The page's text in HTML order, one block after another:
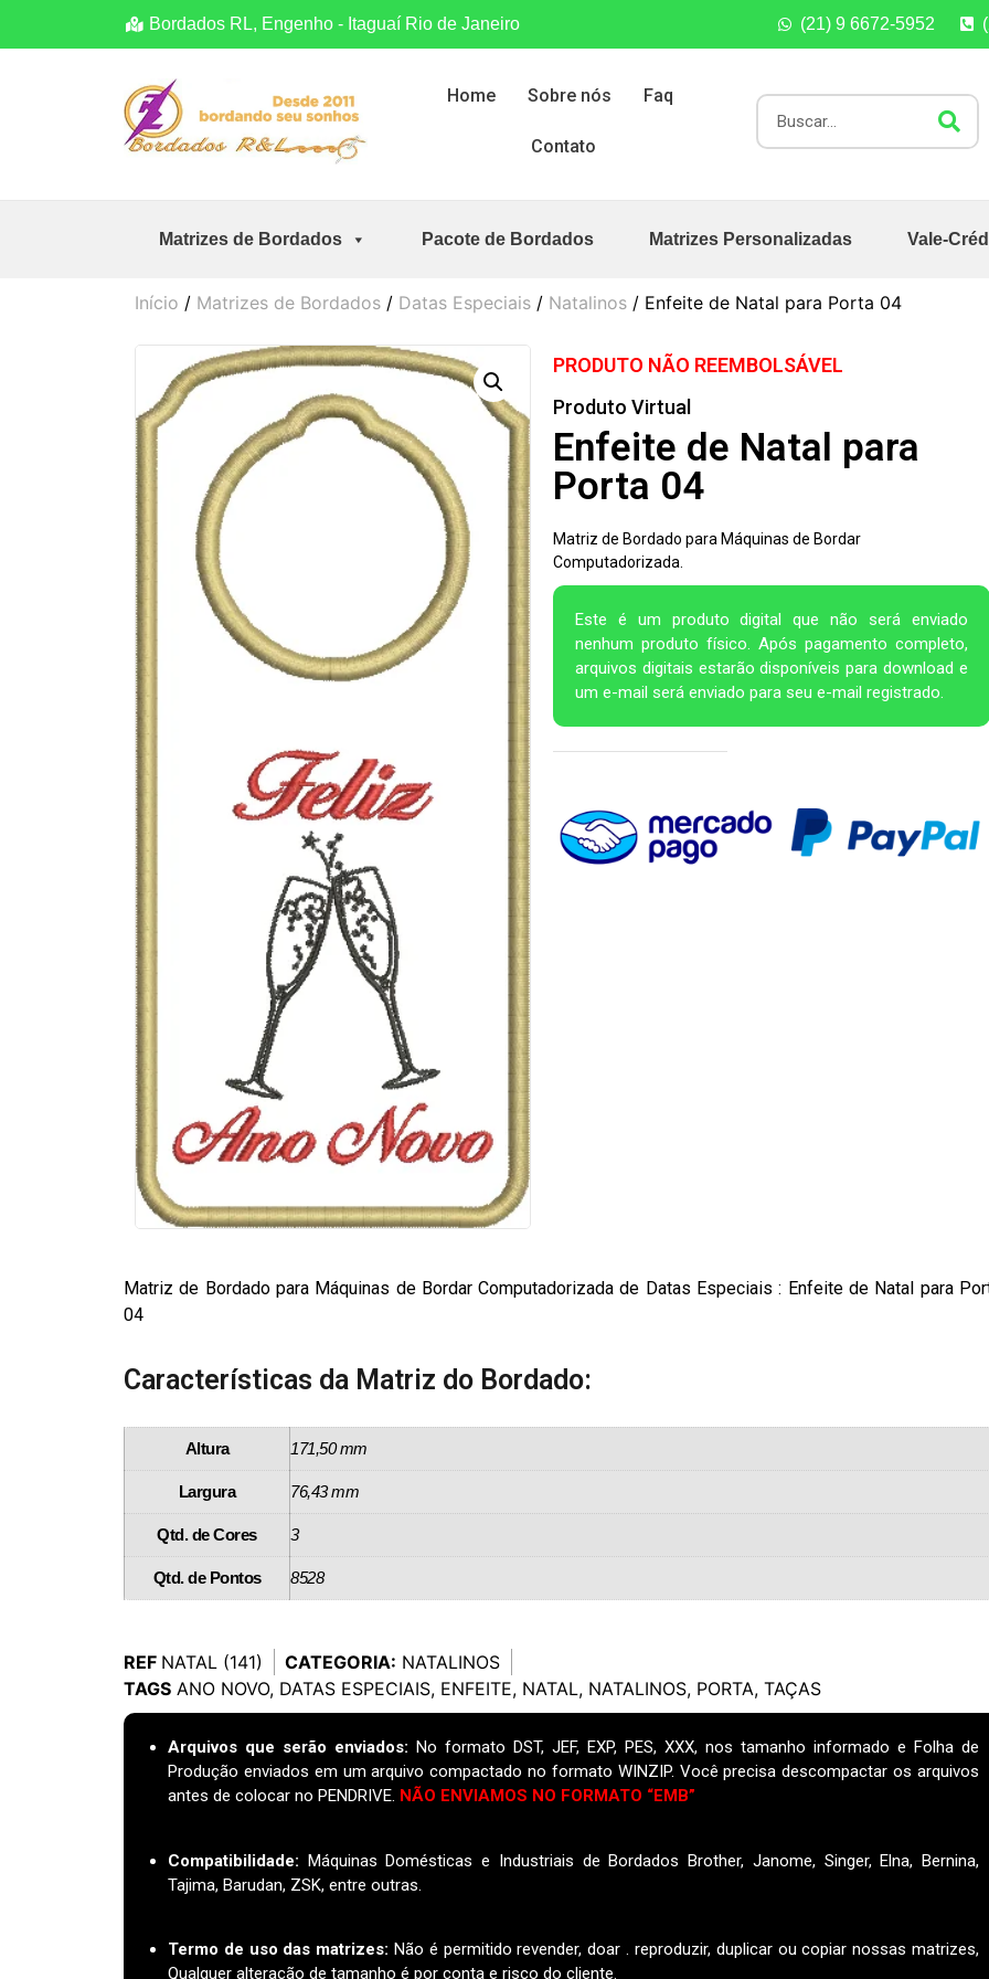
Bordados RL, Engenho - Itaguaí Rio de Janeiro (21) 9 6672-5952
Home Sobre nós Faq
Contato
Matrizes de Bordados Pacote de Bordados Matrizes Personalizadas Vale-
Início / Matrizes de Bordados / Datas Especiais / Natalinos / Enfeite de Natal para Porta 04
PRODUTO NÃO REEMBOLSÁVEL
Produto Virtual
Enfeite de Natal para
Porta 04
Matriz de Bordado para Máquinas de Bordar
Computadorizada.
Este é um produto digital que não será enviado
nenhum produto físico. Após pagamento completo,
arquivos digitais estarão disponíveis para download e
um e-mail será enviado para seu e-mail registrado.
Matriz de Bordado para Máquinas de Bordar Computadorizada de Datas Especiais : Enfeite de Natal para
04
Características da Matriz do Bordado:
Altura 171,50 mm
Largura 76,43 mm
Qtd. de Cores 3
Qtd. de Pontos 8528
REF NATAL (141) CATEGORIA: NATALINOS
TAGS ANO NOVO, DATAS ESPECIAIS, ENFEITE, NATAL, NATALINOS, PORTA, TAÇAS
Arquivos que serão enviados: No formato DST, JEF, EXP, PES, XXX, nos tamanho informado e Folha de
Produção enviados em um arquivo compactado no formato WINZIP. Você precisa descompactar os arquivos
antes de colocar no PENDRIVE. NÃO ENVIAMOS NO FORMATO “EMB”
Compatibilidade: Máquinas Domésticas e Industriais de Bordados Brother, Janome, Singer, Elna, Bernina,
Tajima, Barudan, ZSK, entre outras.
Termo de uso das matrizes: Não é permitido revender, doar . reproduzir, duplicar ou copiar nossas matrizes,
Qualquer alteração de tamanho é por conta e risco do cliente.